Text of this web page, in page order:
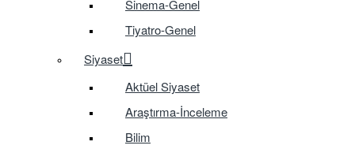
Sinema-Genel
Tiyatro-Genel
Siyaset
Aktüel Siyaset
Araştırma-İnceleme
Bilim